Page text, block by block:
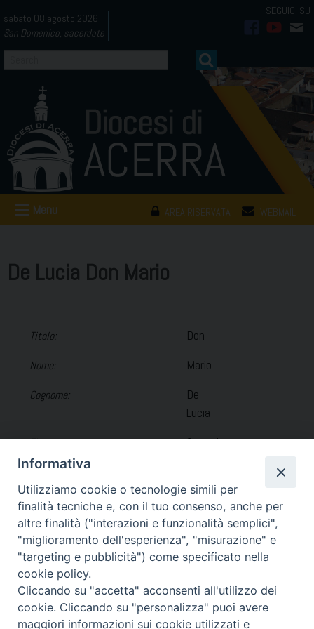
to
content
sabato 08 agosto 2026
San Domenico, sacerdote
AREA RISERVATA WEBMAIL
Menu
De Lucia Don Mario
Titolo: Don
Nome: Mario
Cognome:
De
Lucia
Tipo:
Sacerdo
Data ordinazione:
23-05-
1970
Luogo ordinazione: Arienzo
Incarichi
Parroco presso Arcipretura di Sant’Andrea Apostolo
Informativa
Utilizziamo cookie o tecnologie simili per
finalità tecniche e, con il tuo consenso, anche per
altre finalità ("interazioni e funzionalità semplici",
"miglioramento dell'esperienza", "misurazione" e
"targeting e pubblicità") come specificato nella
cookie policy.
Cliccando su "accetta" acconsenti all'utilizzo dei
cookie. Cliccando su "personalizza" puoi avere
maggiori informazioni sui cookie utilizzati e